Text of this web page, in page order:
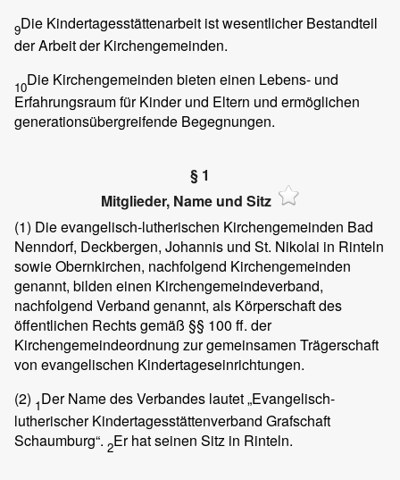
9Die Kindertagesstättenarbeit ist wesentlicher Bestandteil
der Arbeit der Kirchengemeinden.
10Die Kirchengemeinden bieten einen Lebens- und
Erfahrungsraum für Kinder und Eltern und ermöglichen
generationsübergreifende Begegnungen.
§ 1
Mitglieder, Name und Sitz
(1) Die evangelisch-lutherischen Kirchengemeinden Bad
Nenndorf, Deckbergen, Johannis und St. Nikolai in Rinteln
sowie Obernkirchen, nachfolgend Kirchengemeinden
genannt, bilden einen Kirchengemeindeverband,
nachfolgend Verband genannt, als Körperschaft des
öffentlichen Rechts gemäß §§ 100 ff. der
Kirchengemeindeordnung zur gemeinsamen Trägerschaft
von evangelischen Kindertageseinrichtungen.
(2) 1Der Name des Verbandes lautet „Evangelisch-
lutherischer Kindertagesstättenverband Grafschaft
Schaumburg“. 2Er hat seinen Sitz in Rinteln.